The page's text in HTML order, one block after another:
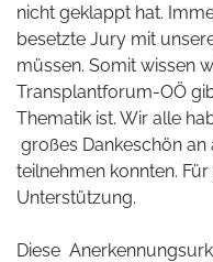
nicht geklappt hat.
besetzte Jury mit
müssen. Somit wissen
Transplantforum-OÖ
Thematik ist. Wir alle
großes Dankeschön
teilnehmen konnten.
Unterstützung.
Diese